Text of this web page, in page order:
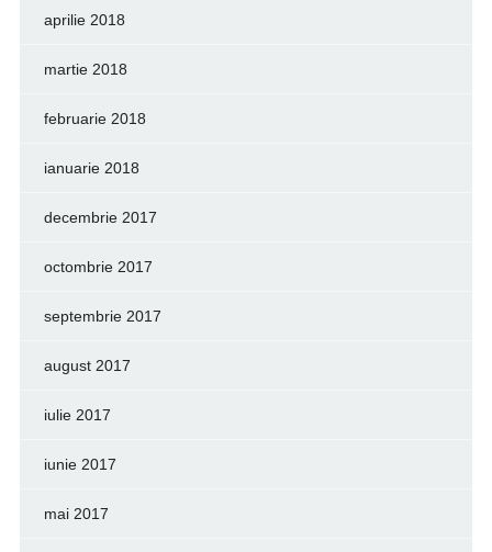
aprilie 2018
martie 2018
februarie 2018
ianuarie 2018
decembrie 2017
octombrie 2017
septembrie 2017
august 2017
iulie 2017
iunie 2017
mai 2017